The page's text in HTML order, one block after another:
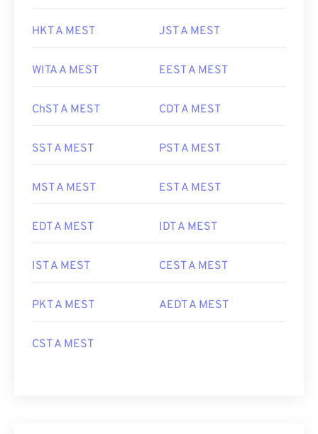
HKT A MEST JST A MEST
WITA A MEST EEST A MEST
ChST A MEST CDT A MEST
SST A MEST PST A MEST
MST A MEST EST A MEST
EDT A MEST IDT A MEST
IST A MEST CEST A MEST
PKT A MEST AEDT A MEST
CST A MEST